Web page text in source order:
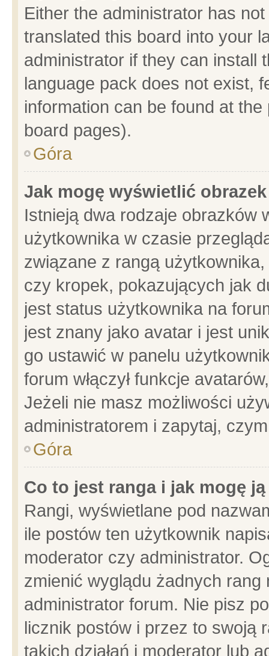
Either the administrator has
translated this board into your
administrator if they can install
language pack does not exist,
information can be found at
board pages).
Góra
Jak mogę wyświetlić
Istnieją dwa rodzaje obrazków
użytkownika w czasie
związane z rangą
czy kropek, pokazujących jak
jest status użytkownika na
jest znany jako avatar i jest
go ustawić w panelu
forum włączył funkcje
Jeżeli nie masz możliwości
administratorem i zapytaj,
Góra
Co to jest ranga i jak mogę
Rangi, wyświetlane pod
ile postów ten użytkownik
moderator czy administrator.
zmienić wyglądu żadnych
administrator forum. Nie pisz
licznik postów i przez to swoją
takich działań i moderator lub